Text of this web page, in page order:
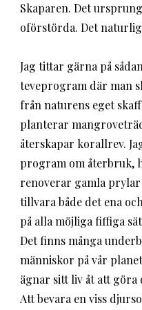
Skaparen. Det
oförstörda. Det
Jag tittar gärna på sådan
teveprogram där man
från naturens eget
planterar
återskapar korallrev.
program om återbruk,
renoverar gamla
tillvara både det ena
på alla möjliga fiffiga
Det finns många
människor på vår
ägnar sitt liv åt att göra
Att bevara en viss